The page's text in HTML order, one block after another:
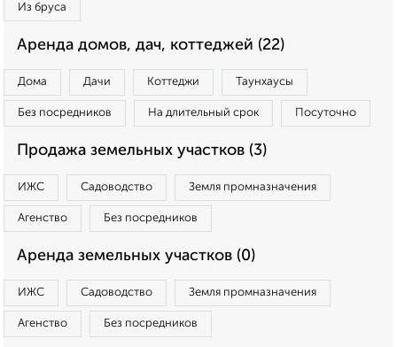
Из бруса
Аренда домов, дач, коттеджей (22)
Дома Дачи Коттеджи Таунхаусы
Без посредников На длительный срок Посуточно
Продажа земельных участков (3)
ИЖС Садоводство Земля промназначения
Агенство Без посредников
Аренда земельных участков (0)
ИЖС Садоводство Земля промназначения
Агенство Без посредников